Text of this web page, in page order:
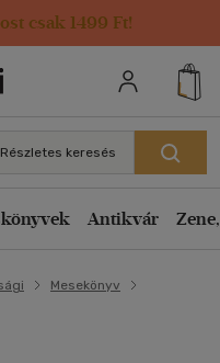
csak 1499 Ft!
Részletes keresés
Antikvár
Mesekönyv